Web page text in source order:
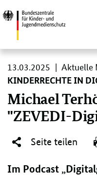
Direktlink:
KINDERRECHTE IN
Michael
"ZEVEDI-
13.03.2025 13.
03.
2025
Aktuelle
Seite teilen
Im Podcast